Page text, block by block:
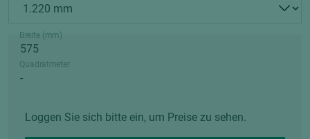
Breite (mm)
Quadratmeter
Loggen Sie sich bitte ein, um Preise zu sehen.